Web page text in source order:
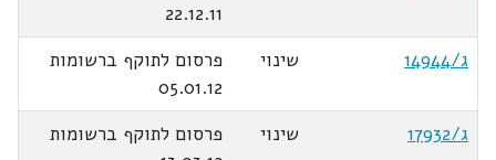
22.12.11
ג/14944
שינוי
פרסום לתוקף ברשומות
05.01.12
ג/17932
שינוי
פרסום לתוקף ברשומות